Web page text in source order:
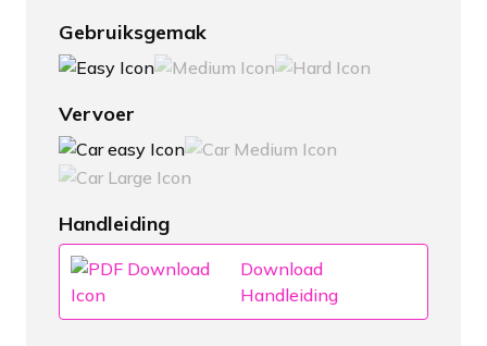
Gebruiksgemak
Vervoer
Handleiding
Download
Handleiding